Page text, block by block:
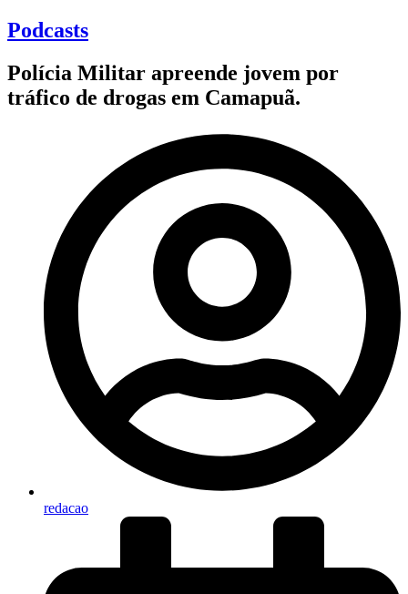
Podcasts
Polícia Militar apreende jovem por
tráfico de drogas em Camapuã.
redacao